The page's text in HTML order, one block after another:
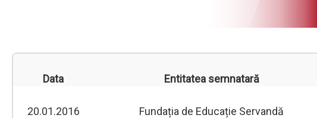
Data Entitatea semnatară
20.01.2016 Fundația de Educație Servandă